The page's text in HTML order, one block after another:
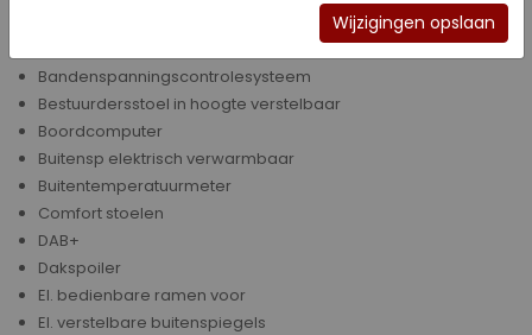
Bandenspanningscontrolesysteem
Bestuurdersstoel in hoogte verstelbaar
Boordcomputer
Buitensp elektrisch verwarmbaar
Buitentemperatuurmeter
Comfort stoelen
DAB+
Dakspoiler
El. bedienbare ramen voor
El. verstelbare buitenspiegels
Wijzigingen opslaan